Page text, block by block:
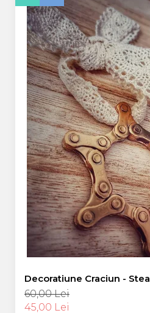
Decoratiune Craciun - Stea
60,00 Lei
45,00 Lei